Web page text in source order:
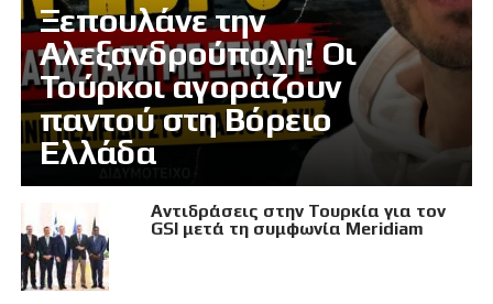
Ξεπουλάνε την
Αλεξανδρούπολη! Οι
Τούρκοι αγοράζουν
παντού στη Βόρειο
Ελλάδα
Αντιδράσεις στην Τουρκία για τον
GSI μετά τη συμφωνία Meridiam